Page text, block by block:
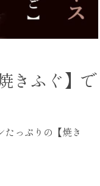
きふぐ】で
っぷりの【焼き